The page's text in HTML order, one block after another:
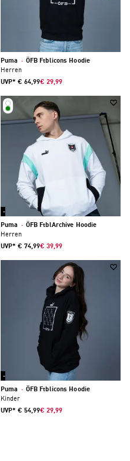
Puma · ÖFB Ftblicons Hoodie
Herren
UVP* € 64,99€ 29,99
-47 %
Puma · ÖFB FtblArchive Hoodie
Herren
UVP* € 74,99€ 39,99
-45 %
Puma · ÖFB Ftblicons Hoodie
Kinder
UVP* € 54,99€ 29,99